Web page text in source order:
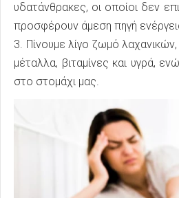
υδατάνθρακες, οι οποίοι δεν
προσφέρουν άμεση πηγή
3. Πίνουμε λίγο ζωμό
μέταλλα, βιταμίνες και υγρά,
στο στομάχι μας.